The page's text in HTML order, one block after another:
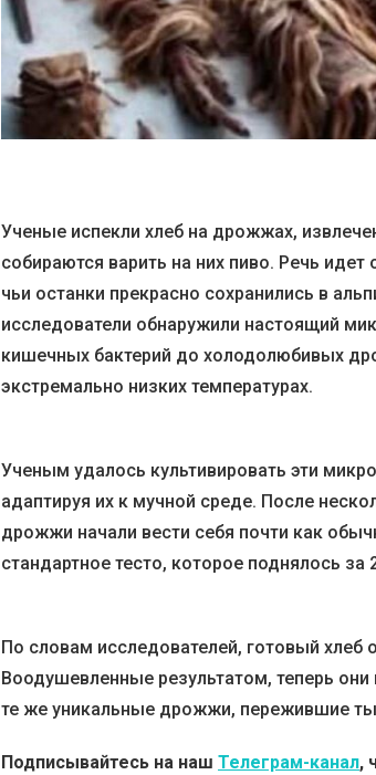
Ученые испекли хлеб на дрожжах,
собираются варить на них пиво. Речь
чьи останки прекрасно сохранились в
исследователи обнаружили настоящий
кишечных бактерий до холодолюбивых
экстремально низких температурах.
Ученым удалось культивировать эти
адаптируя их к мучной среде. После
дрожжи начали вести себя почти как
стандартное тесто, которое поднялось за
По словам исследователей, готовый хлеб
Воодушевленные результатом, теперь
те же уникальные дрожжи, пережившие
Подписывайтесь на наш Телеграм-канал,